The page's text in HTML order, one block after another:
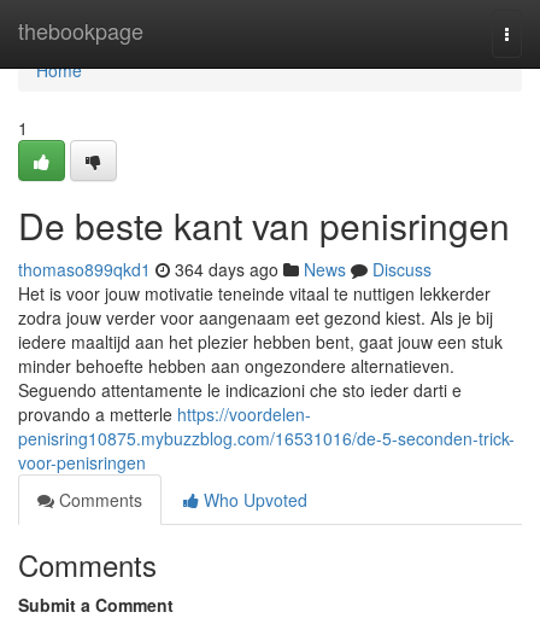
thebookpage
Home
Home
1
De beste kant van penisringen
thomaso899qkd1 364 days ago News
Discuss
Het is voor jouw motivatie teneinde vitaal te nuttigen lekkerder
zodra jouw verder voor aangenaam eet gezond kiest. Als je bij
iedere maaltijd aan het plezier hebben bent, gaat jouw een stuk
minder behoefte hebben aan ongezondere alternatieven.
Seguendo attentamente le indicazioni che sto ieder darti e
provando a metterle https://voordelen-
penisring10875.mybuzzblog.com/16531016/de-5-seconden-trick-
voor-penisringen
Comments
Who Upvoted
Comments
Submit a Comment